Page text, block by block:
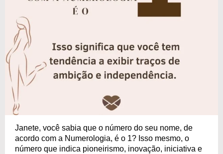
Janete, você sabia que o número do seu nome, de
acordo com a Numerologia, é o 1? Isso mesmo, o
número que indica pioneirismo, inovação, iniciativa e